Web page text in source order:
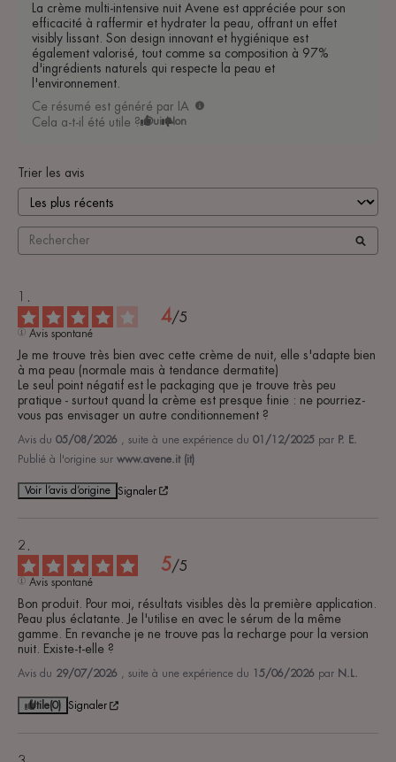
La crème multi-intensive nuit Avene est appréciée pour son
efficacité à raffermir et hydrater la peau, offrant un effet
visibly lissant. Son design innovant et hygiénique est
également valorisé, tout comme sa composition à 97%
d'ingrédients naturels qui respecte la peau et
l'environnement.
Ce résumé est généré par IA
Cela a-t-il été utile ? Oui Non
Trier les avis
4/5
Avis spontané
Je me trouve très bien avec cette crème de nuit, elle s'adapte bien
à ma peau (normale mais à tendance dermatite)
Le seul point négatif est le packaging que je trouve très peu
pratique - surtout quand la crème est presque finie : ne pourriez-
vous pas envisager un autre conditionnement ?
Avis du 05/08/2026 , suite à une expérience du 01/12/2025 par P. E.
Publié à l'origine sur www.avene.it (it)
Voir l’avis d’origine Signaler
5/5
Avis spontané
Bon produit. Pour moi, résultats visibles dès la première application.
Peau plus éclatante. Je l'utilise en avec le sérum de la même
gamme. En revanche je ne trouve pas la recharge pour la version
nuit. Existe-t-elle ?
Avis du 29/07/2026 , suite à une expérience du 15/06/2026 par N.L.
Utile(0) Signaler